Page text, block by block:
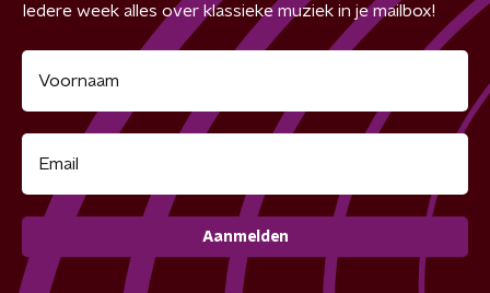
Iedere week alles over klassieke muziek in je mailbox!
Aanmelden